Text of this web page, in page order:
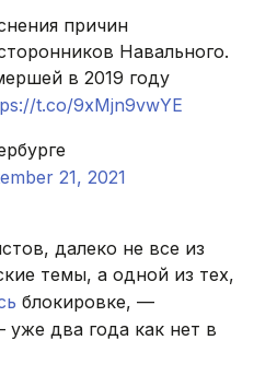
причин
Навального.
в 2019 году
t.co/9xMjn9vwYE
21, 2021
далеко не все из
темы, а одной из тех,
блокировке, —
два года как нет в